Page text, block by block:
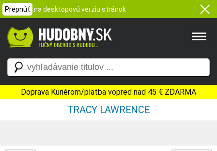
Prepnúť na desktopovú verziu stránok
Doprava Kuriérom/platba vopred nad 45 € ZDARMA
TRACY LAWRENCE